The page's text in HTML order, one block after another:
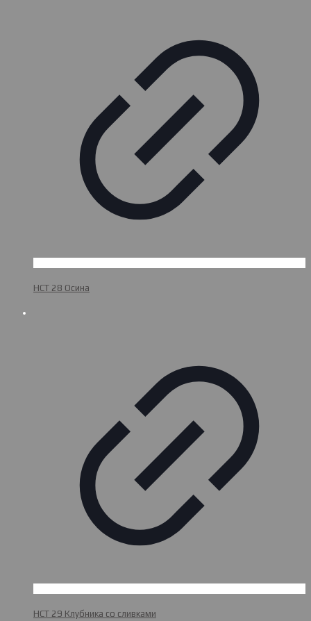
НСТ 28 Осина
НСТ 29 Клубника со сливками